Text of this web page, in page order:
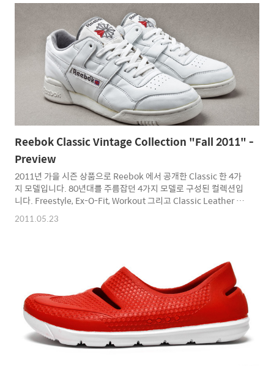
루컬러가 포인트로 사용되었습니다. Saucony Elite 의 경우
Saucony 의 프리미엄급 라인으로서 비교적 고가의 라인입니다. 어
느 브랜드나 그러한 라인은 다 가지고 있지만 Saucony Elite 의 경
우 모델 명으로 생각하시는 분들이 많습니다. 주로 대부분의 콜라보
레이션 모델들은 Saucony Elite..
Reebok Classic Vintage Collection "Fall 2011" -
Preview
2011년 가을 시즌 상품으로 Reebok 에서 공개한 Classic 한 4가
지 모델입니다. 80년대를 주름잡던 4가지 모델로 구성된 컬렉션입
니다. Freestyle, Ex-O-Fit, Workout 그리고 Classic Leather 로
구성되었습니다. 하지만 단순한 리트로가 아닌 과거에 가지고 있던
단점들은 눈에 띄지않게 보완한 모델들입니다. 이번 컬렉션에 가장
다. 로고 또한 예전과 같은 로고를 텅부분에 사용해 클래식하고 빈
티지함을 더했습니다. 본 컬렉션은 글로벌 데이터 기준 2011년 7월
발매 예정입니다. 정말 클래식함을 디테일하게 표현한 진정한 빈티
지 작품이 공개되었습..
2011.05.23